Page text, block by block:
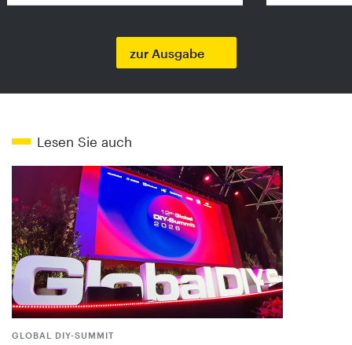
zur Ausgabe
Lesen Sie auch
GLOBAL DIY-SUMMIT